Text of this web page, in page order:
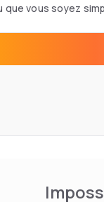
que vous soyez
piscine extérieure
de quartier